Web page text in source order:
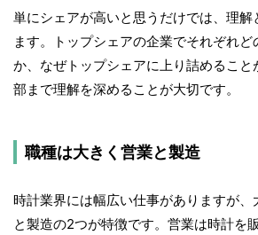
単にシェアが高いと思うだけでは、理解
ます。トップシェアの企業でそれぞれど
か、なぜトップシェアに上り詰めること
部まで理解を深めることが大切です。
職種は大きく営業と製造
時計業界には幅広い仕事がありますが、
と製造の2つが特徴です。営業は時計を